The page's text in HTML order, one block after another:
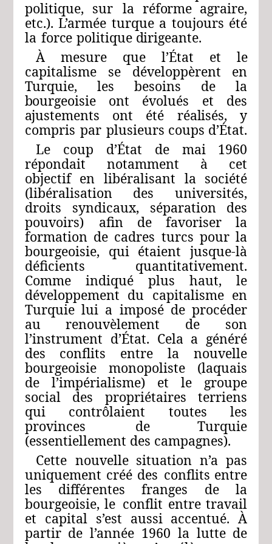
politique, sur la réforme agraire,
etc.). L’armée turque a toujours été
la force politique dirigeante.
À
mesure que l’État et
le
capitalisme
se développèrent
en
Turquie,
les besoins de
la
bourgeoisie
ont évolués et
des
ajustements
ont été réalisés,
y
compris par plusieurs coups d’État.
Le
coup d’État de mai
1960
répondait
notamment à
cet
objectif en libéralisant la société
(libéralisation
des
universités,
droits
syndicaux, séparation
des
pouvoirs)
afin de favoriser
la
formation de cadres turcs pour la
bourgeoisie, qui étaient jusque-là
déficients
quantitativement.
Comme
indiqué plus haut,
le
développement du capitalisme en
Turquie lui a imposé de procéder
au
renouvèlement de
son
l’instrument d’État. Cela a généré
des
conflits entre la
nouvelle
bourgeoisie
monopoliste
(laquais
de
l’impérialisme) et le
groupe
social
des propriétaires
terriens
qui
contrôlaient toutes
les
provinces
de Turquie
(essentiellement des campagnes).
Cette nouvelle situation n’a pas
uniquement créé des conflits entre
les
différentes franges de
la
bourgeoisie, le conflit entre travail
et capital s’est aussi accentué. À
partir de l’année 1960 la lutte de